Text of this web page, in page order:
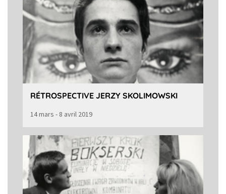
RÉTROSPECTIVE JERZY SKOLIMOWSKI
14 mars - 8 avril 2019